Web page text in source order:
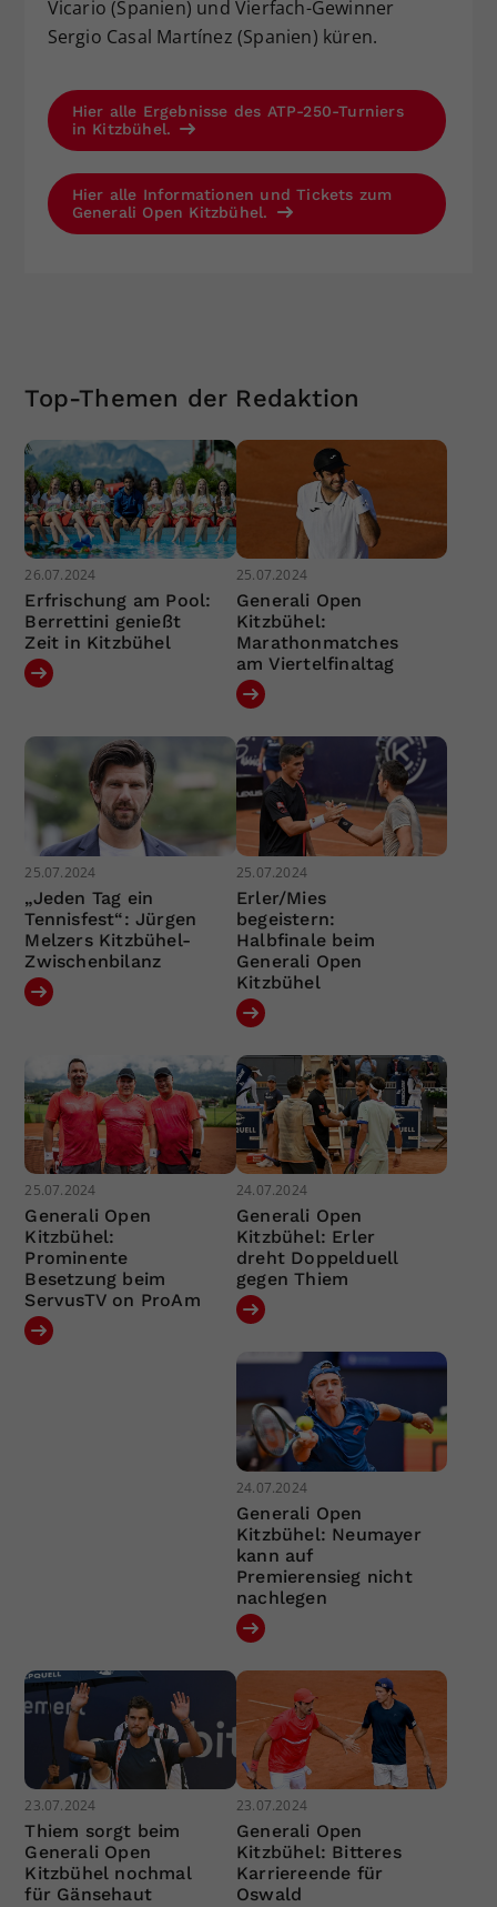
Vicario (Spanien) und Vierfach-Gewinner
Sergio Casal Martínez (Spanien) küren.
Hier alle Ergebnisse des ATP-250-Turniers
in Kitzbühel.
Hier alle Informationen und Tickets zum
Generali Open Kitzbühel.
Top-Themen der Redaktion
26.07.2024
Erfrischung am Pool:
Berrettini genießt
Zeit in Kitzbühel
25.07.2024
Generali Open
Kitzbühel:
Marathonmatches
am Viertelfinaltag
25.07.2024
„Jeden Tag ein
Tennisfest“: Jürgen
Melzers Kitzbühel-
Zwischenbilanz
25.07.2024
Erler/Mies
begeistern:
Halbfinale beim
Generali Open
Kitzbühel
25.07.2024
Generali Open
Kitzbühel:
Prominente
Besetzung beim
ServusTV on ProAm
24.07.2024
Generali Open
Kitzbühel: Erler
dreht Doppelduell
gegen Thiem
24.07.2024
Generali Open
Kitzbühel: Neumayer
kann auf
Premierensieg nicht
nachlegen
23.07.2024
Thiem sorgt beim
Generali Open
Kitzbühel nochmal
für Gänsehaut
23.07.2024
Generali Open
Kitzbühel: Bitteres
Karriereende für
Oswald